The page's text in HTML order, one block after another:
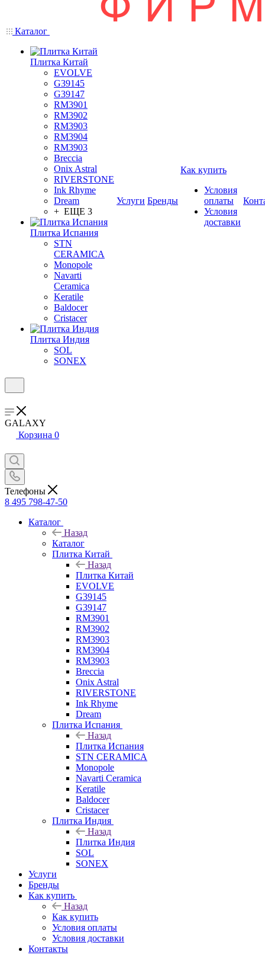
Каталог
Плитка Китай
EVOLVE
G39145
G39147
RM3901
RM3902
RM3903
RM3904
RM3903
Breccia
Onix Astral
RIVERSTONE
Ink Rhyme
Dream
+ ЕЩЕ 3
Плитка Испания
STN
CERAMICA
Monopole
Navarti
Ceramica
Keratile
Baldocer
Cristacer
Плитка Индия
SOL
SONEX
Услуги Бренды
Как купить
Условия
оплаты
Условия
доставки
GALAXY
Корзина 0
Телефоны
8 495 798-47-50
Каталог
Назад
Каталог
Плитка Китай
Назад
Плитка Китай
EVOLVE
G39145
G39147
RM3901
RM3902
RM3903
RM3904
RM3903
Breccia
Onix Astral
RIVERSTONE
Ink Rhyme
Dream
Плитка Испания
Назад
Плитка Испания
STN CERAMICA
Monopole
Navarti Ceramica
Keratile
Baldocer
Cristacer
Плитка Индия
Назад
Плитка Индия
SOL
SONEX
Услуги
Бренды
Как купить
Назад
Как купить
Условия оплаты
Условия доставки
Контакты